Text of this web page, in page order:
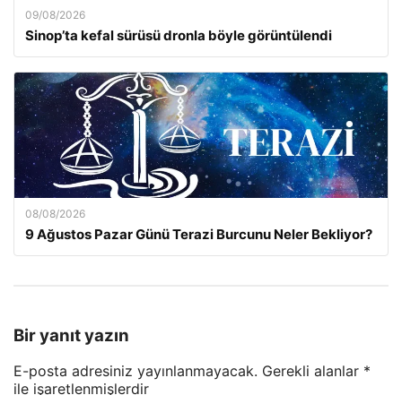
09/08/2026
Sinop’ta kefal sürüsü dronla böyle görüntülendi
08/08/2026
9 Ağustos Pazar Günü Terazi Burcunu Neler Bekliyor?
Bir yanıt yazın
E-posta adresiniz yayınlanmayacak. Gerekli alanlar *
ile işaretlenmişlerdir